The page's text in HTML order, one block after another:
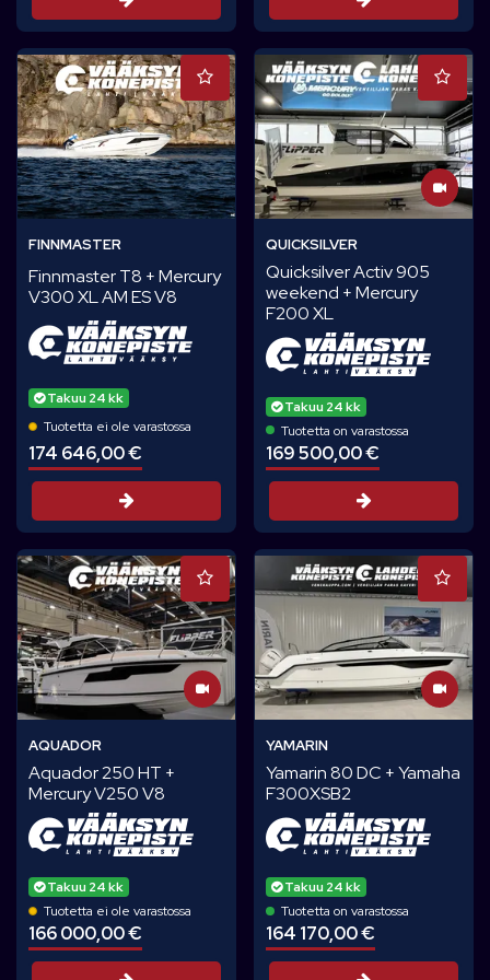
FINNMASTER
Finnmaster T8 + Mercury
V300 XL AM ES V8
Takuu 24 kk
Tuotetta ei ole varastossa
174 646,00 €
Tarjouspyyntö
QUICKSILVER
Quicksilver Activ 905
weekend + Mercury
F200 XL
Takuu 24 kk
Tuotetta on varastossa
169 500,00 €
AQUADOR
Aquador 250 HT +
Mercury V250 V8
Takuu 24 kk
Tuotetta ei ole varastossa
166 000,00 €
YAMARIN
Yamarin 80 DC + Yamaha
F300XSB2
Takuu 24 kk
Tuotetta on varastossa
164 170,00 €